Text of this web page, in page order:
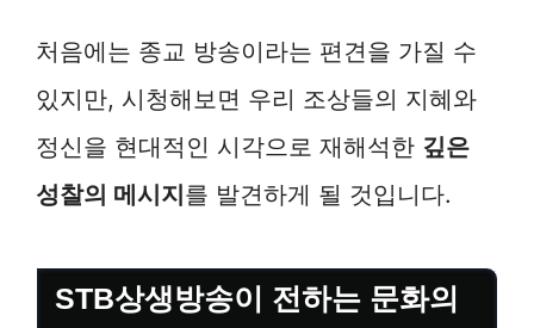
처음에는 종교 방송이라는 편견을 가질 수
있지만, 시청해보면 우리 조상들의 지혜와
정신을 현대적인 시각으로 재해석한 깊은
성찰의 메시지를 발견하게 될 것입니다.
STB상생방송이 전하는 문화의